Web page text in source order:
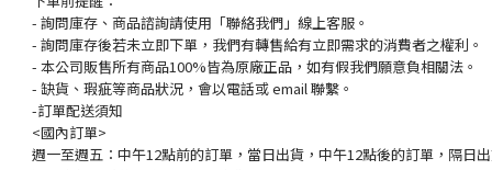
- 詢問庫存、商品諮詢請使用「聯絡我們」線上客服。
- 詢問庫存後若未立即下單，我們有轉售給有立即需求的消費者之權利。
- 本公司販售所有商品100%皆為原廠正品，如有假我們願意負相關法。
- 缺貨、瑕疵等商品狀況，會以電話或 email 聯繫。
-訂單配送須知
<國內訂單>
週一至週五：中午12點前的訂單，當日出貨，中午12點後的訂單，隔日